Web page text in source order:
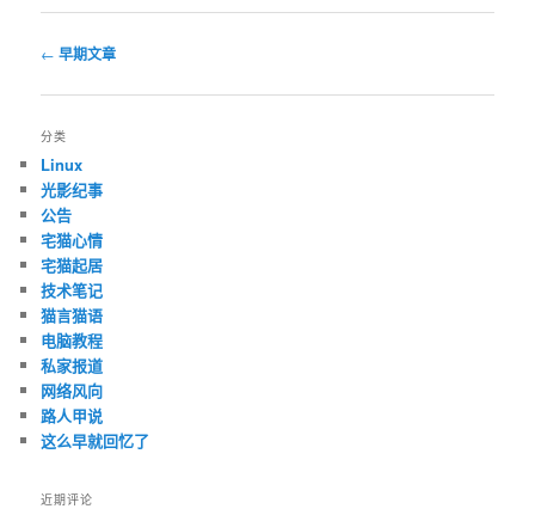
文
导
航
← 早期文章
分类
Linux
光影纪事
公告
宅猫心情
宅猫起居
技术笔记
猫言猫语
电脑教程
私家报道
网络风向
路人甲说
这么早就回忆了
近期评论